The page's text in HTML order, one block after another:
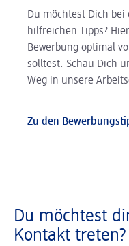
Du möchtest Dich
hilfreichen Tipps?
Bewerbung optimal
solltest. Schau Dich
Weg in unsere
Zu den
Du möchtest
Kontakt treten?